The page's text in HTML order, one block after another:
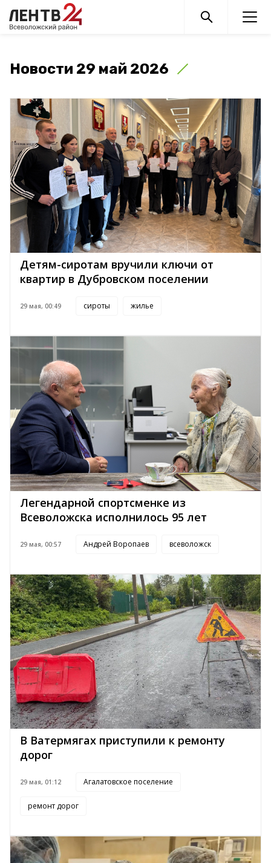
Новости 29 май 2026
Детям-сиротам вручили ключи от
квартир в Дубровском поселении
29 мая, 00:49 сироты жилье
Легендарной спортсменке из
Всеволожска исполнилось 95 лет
29 мая, 00:57 Андрей Воропаев всеволожск
В Ватермягах приступили к ремонту
дорог
29 мая, 01:12 Агалатовское поселение
ремонт дорог